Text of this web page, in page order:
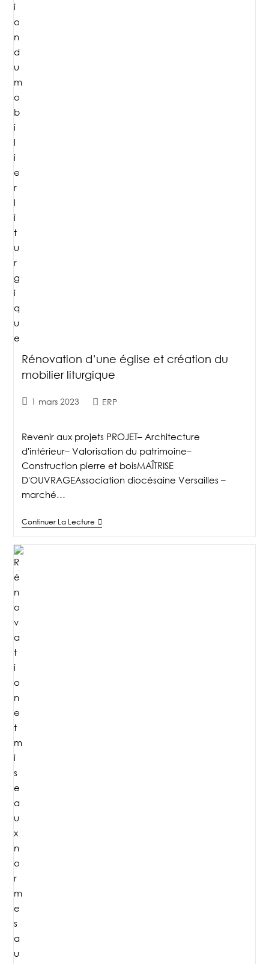
Rénovation d’une église et création du
mobilier liturgique
1 mars 2023 ERP
Revenir aux projets PROJET– Architecture
d'intérieur– Valorisation du patrimoine–
Construction pierre et boisMAÎTRISE
D'OUVRAGEAssociation diocésaine Versailles –
marché…
Continuer La Lecture